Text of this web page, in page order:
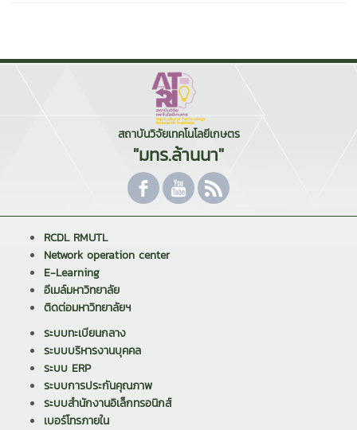
สถาบันวิจัยเทคโนโลยีเกษตร
"มทร.ล้านนา"
RCDL RMUTL
Network operation center
E-Learning
อีเมล์มหาวิทยาลัย
ติดต่อมหาวิทยาลัยฯ
ระบบทะเบียนกลาง
ระบบบริหารงานบุคคล
ระบบ ERP
ระบบการประกันคุณภาพ
ระบบสำนักงานอิเล็กทรอนิกส์
เบอร์โทรภายใน